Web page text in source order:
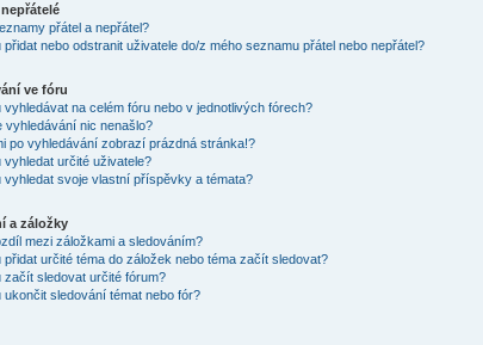
přátel a nepřátel?
přidat nebo odstranit uživatele do/z mého seznamu přátel nebo nepřátel?
ve fóru
vyhledávat na celém fóru nebo v jednotlivých fórech?
vyhledávání nic nenašlo?
po vyhledávání zobrazí prázdná stránka!?
vyhledat určité uživatele?
vyhledat svoje vlastní příspěvky a témata?
a záložky
mezi záložkami a sledováním?
přidat určité téma do záložek nebo téma začít sledovat?
začít sledovat určité fórum?
ukončit sledování témat nebo fór?